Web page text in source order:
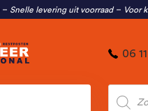
Snelle levering uit voorraad Voor
06
zoeken